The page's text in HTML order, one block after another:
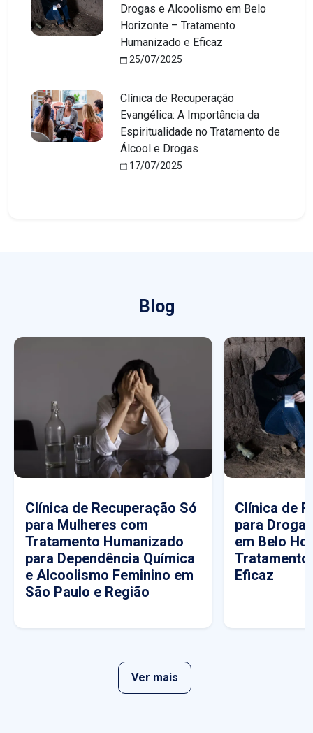
Drogas e Alcoolismo em Belo
Horizonte – Tratamento
Humanizado e Eficaz
25/07/2025
Clínica de Recuperação
Evangélica: A Importância da
Espiritualidade no Tratamento de
Álcool e Drogas
17/07/2025
Blog
Clínica de Recuperação Só
para Mulheres com
Tratamento Humanizado
para Dependência Química
e Alcoolismo Feminino em
São Paulo e Região
Clínica de
para
em Belo
Tratamento
Eficaz
Ver mais